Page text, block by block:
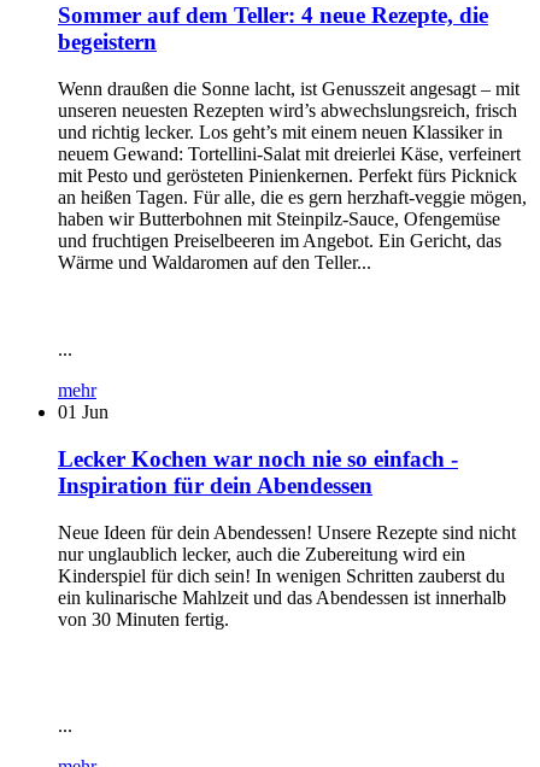
Sommer auf dem Teller: 4 neue Rezepte, die
begeistern
Wenn draußen die Sonne lacht, ist Genusszeit angesagt – mit
unseren neuesten Rezepten wird’s abwechslungsreich, frisch
und richtig lecker. Los geht’s mit einem neuen Klassiker in
neuem Gewand: Tortellini-Salat mit dreierlei Käse, verfeinert
mit Pesto und gerösteten Pinienkernen. Perfekt fürs Picknick
an heißen Tagen. Für alle, die es gern herzhaft-veggie mögen,
haben wir Butterbohnen mit Steinpilz-Sauce, Ofengemüse
und fruchtigen Preiselbeeren im Angebot. Ein Gericht, das
Wärme und Waldaromen auf den Teller...
...
mehr
01 Jun
Lecker Kochen war noch nie so einfach -
Inspiration für dein Abendessen
Neue Ideen für dein Abendessen! Unsere Rezepte sind nicht
nur unglaublich lecker, auch die Zubereitung wird ein
Kinderspiel für dich sein! In wenigen Schritten zauberst du
ein kulinarische Mahlzeit und das Abendessen ist innerhalb
von 30 Minuten fertig.
...